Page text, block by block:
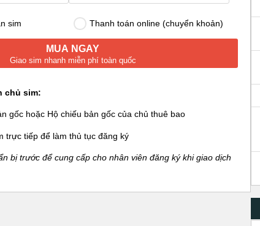
sim Thanh toán online (chuyển khoản)
MUA NGAY
Giao sim nhanh miễn phí toàn quốc
chủ sim:
gốc hoặc Hộ chiếu bản gốc của chủ thuê bao
trực tiếp để làm thủ tục đăng ký
bị trước để cung cấp cho nhân viên đăng ký khi giao dịch